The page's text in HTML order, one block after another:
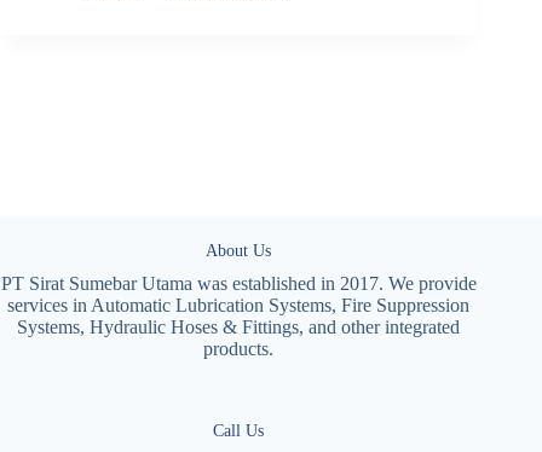
About Us
PT Sirat Sumebar Utama was established in 2017. We provide
services in Automatic Lubrication Systems, Fire Suppression
Systems, Hydraulic Hoses & Fittings, and other integrated
products.
Call Us